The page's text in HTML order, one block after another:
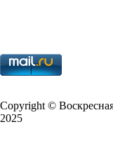
Copy­right ©
2025